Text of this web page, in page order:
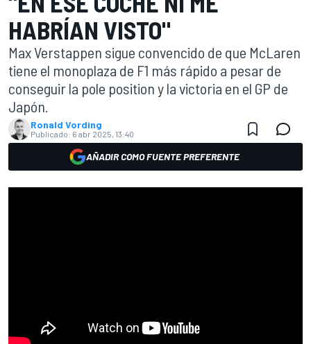
HABRÍAN VISTO"
Max Verstappen sigue convencido de que McLaren
tiene el monoplaza de F1 más rápido a pesar de
conseguir la pole position y la victoria en el GP de
Japón.
Ronald Vording
Publicado: 6 abr 2025, 13:40
AÑADIR COMO FUENTE PREFERENTE